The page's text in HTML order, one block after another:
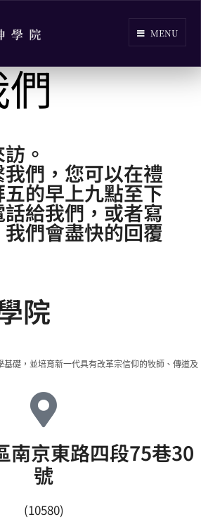
MENU
。
們，您可以在禮
的早上九點至下
給我們，或者寫
們會盡快的回覆
院
礎，並培育新一代具有改革宗信仰的牧師、傳道及
南京東路四段75巷30
號
(10580)